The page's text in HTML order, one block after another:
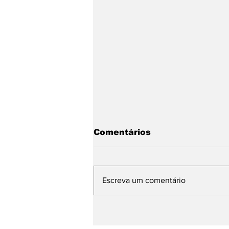
Comentários
Escreva um comentário